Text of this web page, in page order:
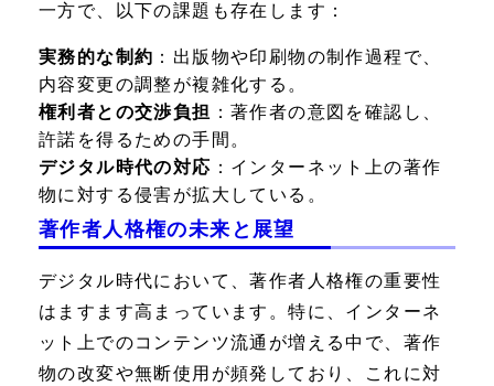
一方で、以下の課題も存在します：
実務的な制約 ：出版物や印刷物の制作過程で、
内容変更の調整が複雑化する。
権利者との交渉負担 ：著作者の意図を確認し、
許諾を得るための手間。
デジタル時代の対応 ：インターネット上の著作
物に対する侵害が拡大している。
著作者人格権の未来と展望
デジタル時代において、著作者人格権の重要性
はますます高まっています。特に、インターネ
ット上でのコンテンツ流通が増える中で、著作
物の改変や無断使用が頻発しており、これに対